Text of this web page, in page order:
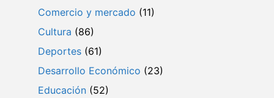
Comercio y mercado (11)
Cultura (86)
Deportes (61)
Desarrollo Económico (23)
Educación (52)